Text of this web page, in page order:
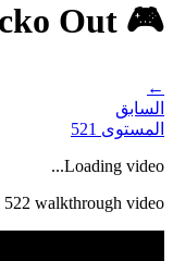
🎮 Gecko Out المستوى 522 دليل - حل كامل وشرح
←
السابق
المستوى 521
Loading video...
522 walkthrough video